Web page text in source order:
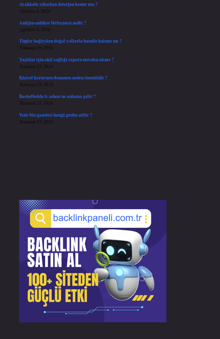
Ayakkabı yıkarken deterjan konur mu ?
Ağustos 5, 2026
Antijen-antikor birleşmesi nedir ?
Ağustos 4, 2026
Tüpler bağlıyken doğal yollarla hamile kalınır mı ?
Temmuz 30, 2026
Yaşlılar için akıl sağlığı raporu nereden alınır ?
Temmuz 25, 2026
Kişisel koruyucu donanım neden önemlidir ?
Temmuz 25, 2026
Basketbolda 6. adam ne anlama gelir ?
Temmuz 21, 2026
Yeni Söz gazetesi hangi gruba aittir ?
Temmuz 15, 2026